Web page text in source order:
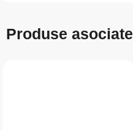
Produse asociate